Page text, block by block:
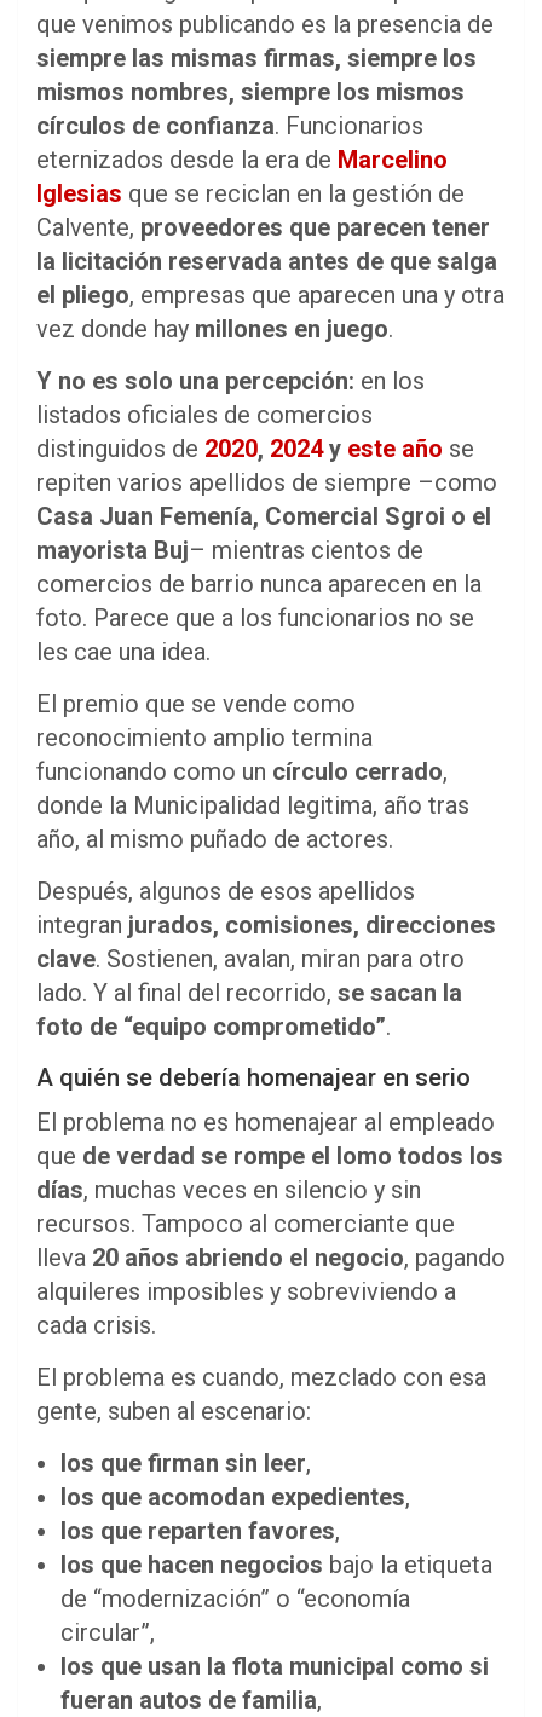
que venimos publicando es la presencia de
siempre las mismas firmas, siempre los
mismos nombres, siempre los mismos
círculos de confianza. Funcionarios
eternizados desde la era de Marcelino
Iglesias que se reciclan en la gestión de
Calvente, proveedores que parecen tener
la licitación reservada antes de que salga
el pliego, empresas que aparecen una y otra
vez donde hay millones en juego.
Y no es solo una percepción: en los
listados oficiales de comercios
distinguidos de 2020, 2024y este año se
repiten varios apellidos de siempre –como
Casa Juan Femenía, Comercial Sgroi o el
mayorista Buj– mientras cientos de
comercios de barrio nunca aparecen en la
foto. Parece que a los funcionarios no se
les cae una idea.
El premio que se vende como
reconocimiento amplio termina
funcionando como un círculo cerrado,
donde la Municipalidad legitima, año tras
año, al mismo puñado de actores.
Después, algunos de esos apellidos
integran jurados, comisiones, direcciones
clave. Sostienen, avalan, miran para otro
lado. Y al final del recorrido, se sacan la
foto de “equipo comprometido”.
A quién se debería homenajear en serio
El problema no es homenajear al empleado
que de verdad se rompe el lomo todos los
días, muchas veces en silencio y sin
recursos. Tampoco al comerciante que
lleva 20 años abriendo el negocio, pagando
alquileres imposibles y sobreviviendo a
cada crisis.
El problema es cuando, mezclado con esa
gente, suben al escenario:
los que firman sin leer,
los que acomodan expedientes,
los que reparten favores,
los que hacen negocios bajo la etiqueta
de “modernización” o “economía
circular”,
los que usan la flota municipal como si
fueran autos de familia,